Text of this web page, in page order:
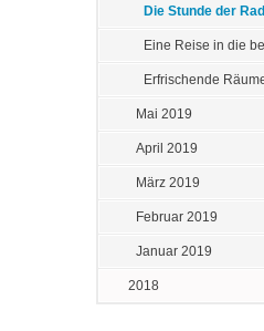
Die Stunde der
Eine Reise in die
Erfrischende
Mai 2019
April 2019
März 2019
Februar 2019
Januar 2019
2018